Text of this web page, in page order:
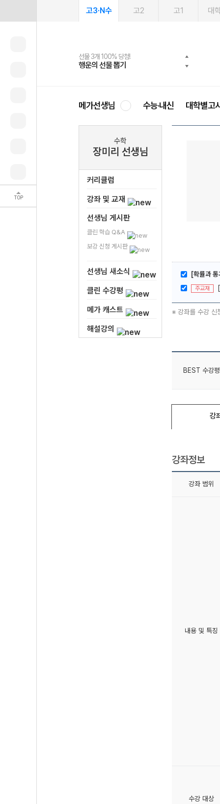
TOP
고3·N수 고2 고1 대
선물 3개 100% 당첨!
행운의 선물 뽑기
선물 100% 증정!
메가스터디 X 올리브
여름방학 스터디 캐시백
메가런 썸머스쿨
2027 러셀 단과
강사 공개선발
스마트러닝앱
설문 EVENT
메가패스
3일 무료 체험권
메가패스 수강생 무료혜택!
메가클럽 멤버십
사회공헌 캠페인
희망이룸 메가나눔
메가선생님 수능·내신 대학별고
수학
장미리 선생님
커리큘럼
강좌 및 교재
선생님 게시판
클린 학습 Q&A
보강 신청 게시판
선생님 새소식
클린 수강평
메가 캐스트
해설강의
[확률과
주교재
※ 강좌를 수강 신
BEST 수강평
강
강좌정보
강좌 범위
내용 및 특징
수강 대상